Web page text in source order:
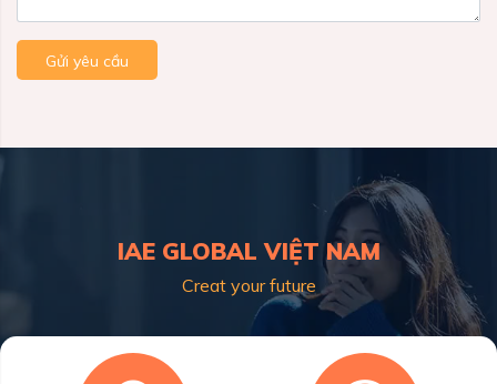
Gửi yêu cầu
IAE GLOBAL VIỆT NAM
Creat your future